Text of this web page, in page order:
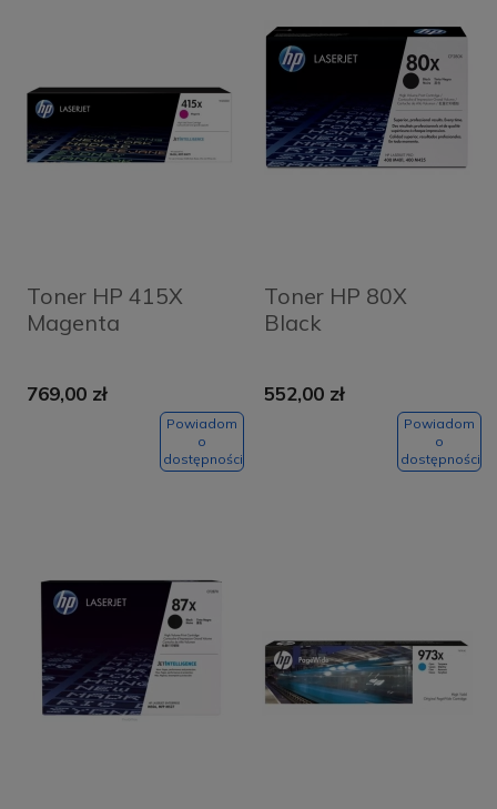
Toner HP 415X
Magenta
769,00 zł
Powiadom
o
dostępności
Toner HP 80X
Black
552,00 zł
Powiadom
o
dostępności